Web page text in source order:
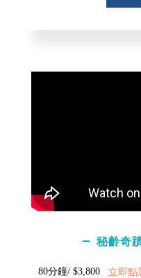
秘齡奇
80分鐘/ $3,800 立即點